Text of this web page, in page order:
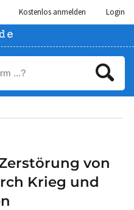
Kostenlos anmelden Login
von
Krieg und